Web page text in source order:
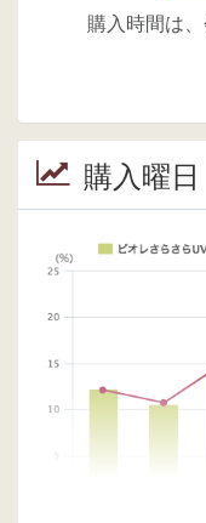
購入時間は
購入曜日